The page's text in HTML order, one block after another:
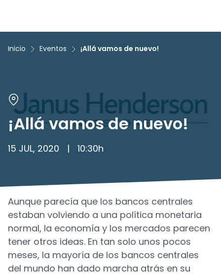
Inicio Eventos ¡Allá vamos de nuevo!
¡Allá vamos de nuevo!
15 JUL, 2020 | 10:30h
Aunque parecía que los bancos centrales
estaban volviendo a una política monetaria
normal, la economía y los mercados parecen
tener otros ideas. En tan solo unos pocos
meses, la mayoría de los bancos centrales
del mundo han dado marcha atrás en su